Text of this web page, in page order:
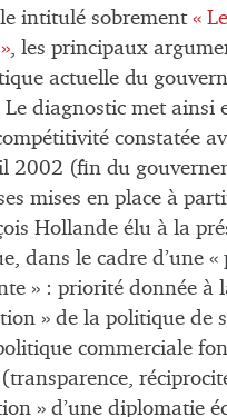
intitulé sobrement «
, les principaux
actuelle du
diagnostic met ainsi
constatée
2002 (fin du
mises en place à
Hollande élu à la
dans le cadre d’une
» : priorité donnée à
» de la politique de
commerciale
» d’une diplomatie